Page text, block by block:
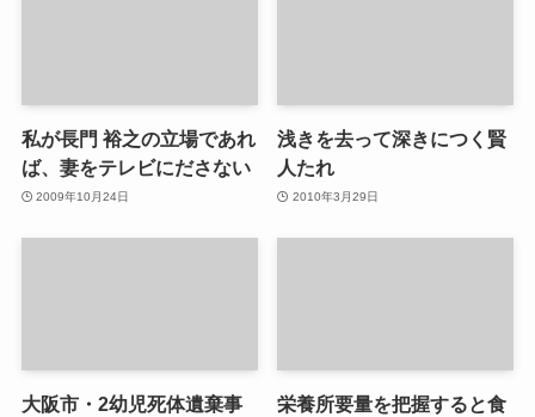
私が長門 裕之の立場であれ
ば、妻をテレビにださない
2009年10月24日
浅きを去って深きにつく賢
人たれ
2010年3月29日
大阪市・2幼児死体遺棄事
栄養所要量を把握すると食